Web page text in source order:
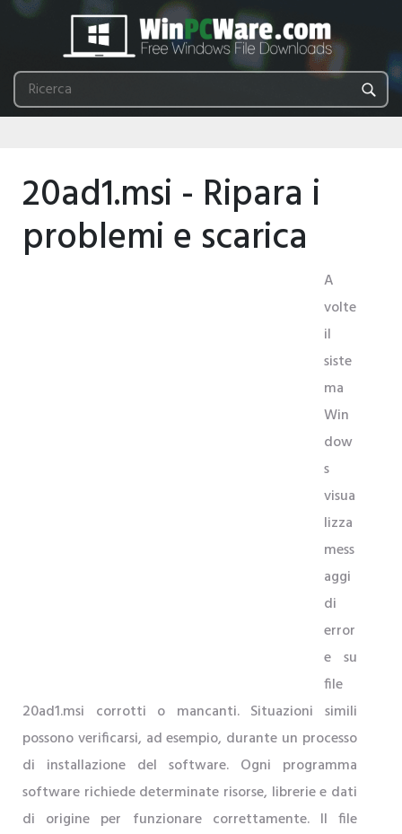
20ad1.msi - Ripara i
problemi e scarica
A
volte
il
siste
ma
Win
dow
s
visua
lizza
mess
aggi
di
error
e su
file
20ad1.msi corrotti o mancanti. Situazioni simili
possono verificarsi, ad esempio, durante un processo
di installazione del software. Ogni programma
software richiede determinate risorse, librerie e dati
di origine per funzionare correttamente. Il file